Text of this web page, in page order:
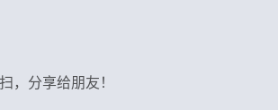
，分享给朋友！